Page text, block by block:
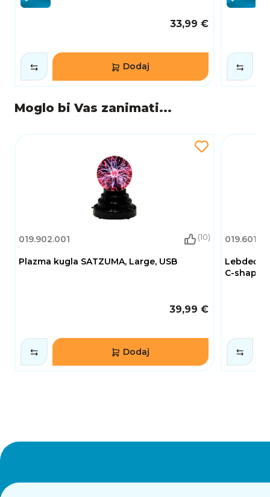
33,99 €
Dodaj
Moglo bi Vas zanimati...
019.902.001 (10)
Plazma kugla SATZUMA, Large, USB
39,99 €
Dodaj
Lebdeći
C-shaped